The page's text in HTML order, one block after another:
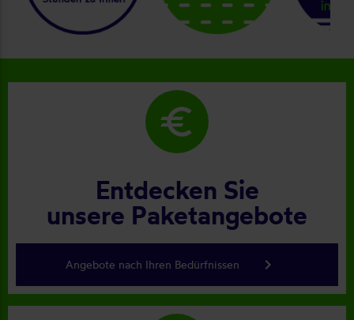
euro
Entdecken Sie
unsere Paketangebote
Angebote nach Ihren Bedürfnissen keyboard_arrow_right